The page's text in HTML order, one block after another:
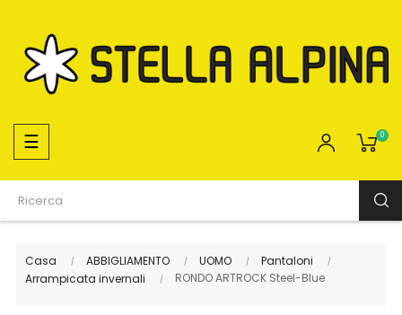
navigazione
Toggle
☰ 0
Casa ABBIGLIAMENTO UOMO
Pantaloni
Arrampicata invernali
RONDO ARTROCK Steel-Blue